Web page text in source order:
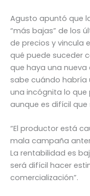
Agusto apuntó que
“más bajas” de los
de precios y vincula
qué puede suceder
que haya una
sabe cuándo habría
una incógnita lo que
aunque es difícil
“El productor está
mala campaña
La rentabilidad es
será difícil hacer
comercialización”.